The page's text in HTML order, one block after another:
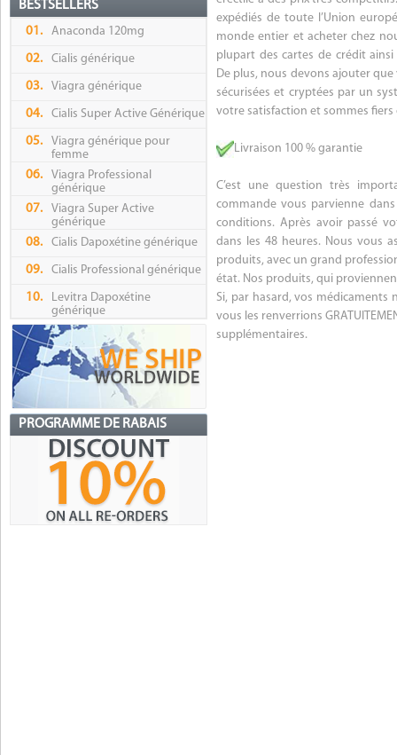
BESTSELLERS
01. Anaconda 120mg
02. Cialis générique
03. Viagra générique
04. Cialis Super Active Générique
05.
Viagra générique pour
femme
06.
Viagra Professional
générique
07.
Viagra Super Active
générique
08.
Cialis Dapoxétine générique
09. Cialis Professional générique
10.
Levitra Dapoxétine
générique
PROGRAMME DE RABAIS
expédiés de toute l’Union
monde entier et acheter chez
plupart des cartes de crédit
De plus, nous devons ajouter
sécurisées et cryptées par un
votre satisfaction et sommes
Livraison 100 % garantie
C’est une question très
commande vous parvienne
conditions. Après avoir passé
dans les 48 heures. Nous vous
produits, avec un grand
état. Nos produits, qui
Si, par hasard, vos médicaments
vous les renverrions
supplémentaires.